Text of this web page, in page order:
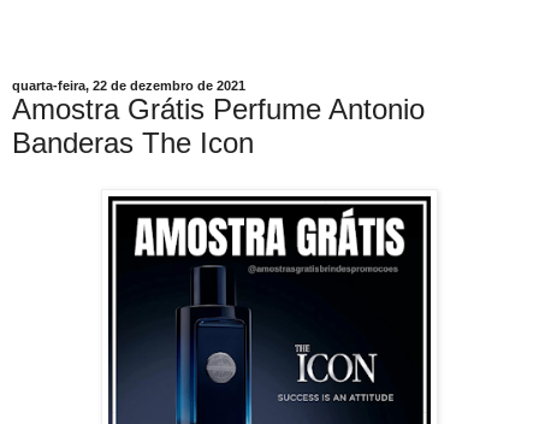
quarta-feira, 22 de dezembro de 2021
Amostra Grátis Perfume Antonio
Banderas The Icon